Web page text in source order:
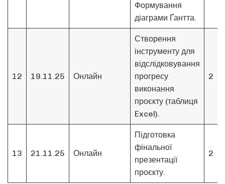
Формування
діаграми Ґантта.
12 19.11.25 Онлайн
Створення
інструменту для
відслідковування
прогресу
виконання
проєкту (таблиця
Excel).
2
13 21.11.25 Онлайн
Підготовка
фінальної
презентації
проєкту.
2